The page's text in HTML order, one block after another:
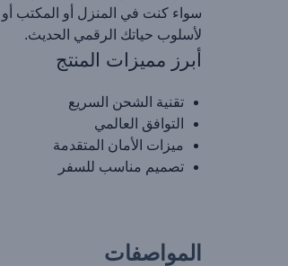
سواء كنت في المنزل أو المكتب أو
لأسلوب حياتك الرقمي الحديث.
أبرز مميزات المنتج
تقنية الشحن السريع
التوافق العالمي
ميزات الأمان المتقدمة
تصميم مناسب للسفر
المواصفات